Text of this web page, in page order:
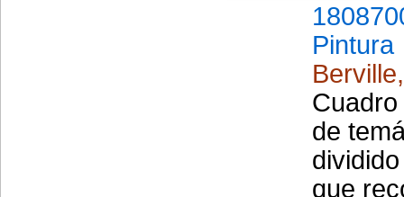
Pintura
de
que